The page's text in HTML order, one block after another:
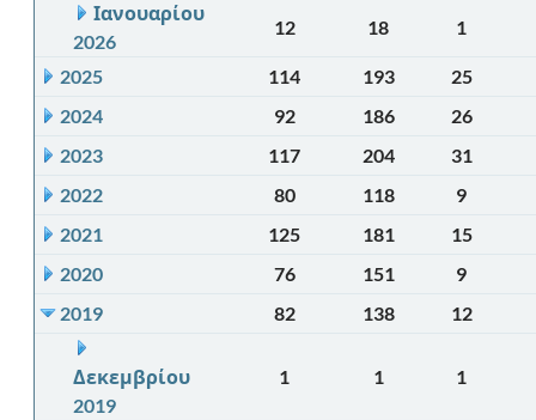
Ιανουαρίου
2026
12 18 1
2025 114 193
25
2024
92 186
26
2023
117 204
31
2022
80 118
9
2021
125 181
15
2020
76 151
9
2019
82 138 12
Δεκεμβρίου
2019
1 1 1